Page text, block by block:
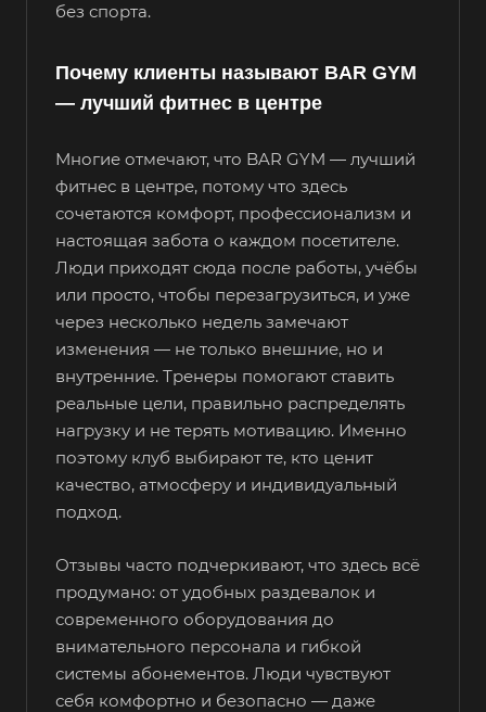
без спорта.
Почему клиенты называют BAR GYM
— лучший фитнес в центре
Многие отмечают, что BAR GYM — лучший
фитнес в центре, потому что здесь
сочетаются комфорт, профессионализм и
настоящая забота о каждом посетителе.
Люди приходят сюда после работы, учёбы
или просто, чтобы перезагрузиться, и уже
через несколько недель замечают
изменения — не только внешние, но и
внутренние. Тренеры помогают ставить
реальные цели, правильно распределять
нагрузку и не терять мотивацию. Именно
поэтому клуб выбирают те, кто ценит
качество, атмосферу и индивидуальный
подход.
Отзывы часто подчеркивают, что здесь всё
продумано: от удобных раздевалок и
современного оборудования до
внимательного персонала и гибкой
системы абонементов. Люди чувствуют
себя комфортно и безопасно — даже